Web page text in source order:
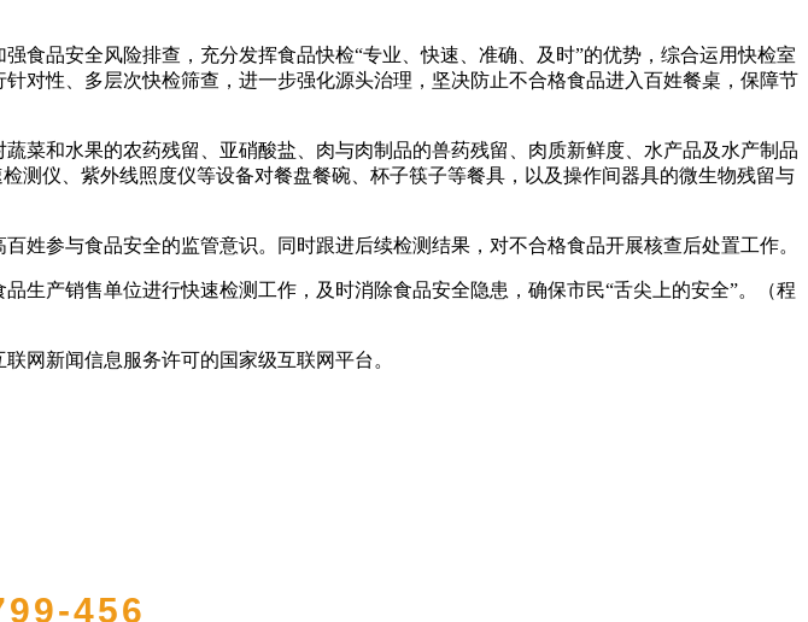
品安全风险排查，充分发挥食品快检“专业、快速、准确、及时”的优势，综合运用快检室
对性、多层次快检筛查，进一步强化源头治理，坚决防止不合格食品进入百姓餐桌，保障节
和水果的农药残留、亚硝酸盐、肉与肉制品的兽药残留、肉质新鲜度、水产品及水产制品
测仪、紫外线照度仪等设备对餐盘餐碗、杯子筷子等餐具，以及操作间器具的微生物残留与
参与食品安全的监管意识。同时跟进后续检测结果，对不合格食品开展核查后处置工作。
产销售单位进行快速检测工作，及时消除食品安全隐患，确保市民“舌尖上的安全”。（程
新闻信息服务许可的国家级互联网平台。
456